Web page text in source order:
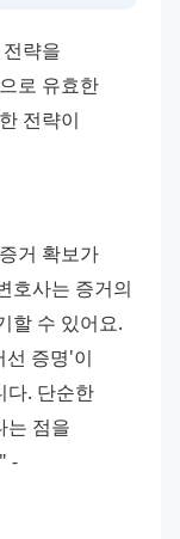
략을
로 유효한
전략이
거 확보가
호사는 증거의
할 수 있어요.
증명'이
다. 단순한
는 점을
-